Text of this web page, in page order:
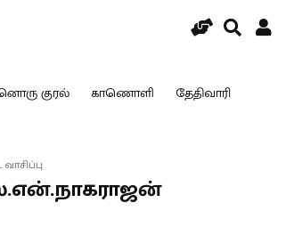
குரல் காணொளி தேதிவாரி
வாசிப்பு